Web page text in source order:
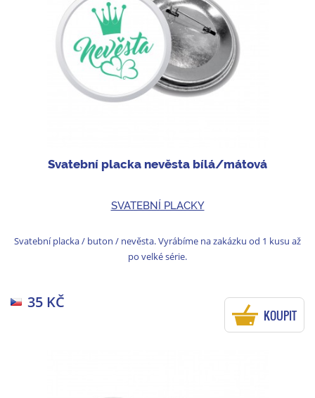
Svatební placka nevěsta bílá/mátová
SVATEBNÍ PLACKY
Svatební placka / buton / nevěsta. Vyrábíme na zakázku od 1 kusu až
po velké série.
35 KČ
KOUPIT